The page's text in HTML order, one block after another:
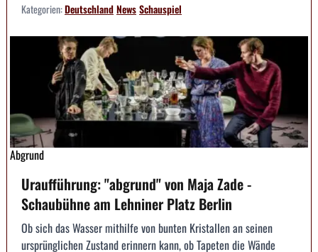
Kategorien:DeutschlandNewsSchauspiel
Abgrund
Uraufführung: "abgrund" von Maja Zade -
Schaubühne am Lehniner Platz Berlin
Ob sich das Wasser mithilfe von bunten Kristallen an seinen
ursprünglichen Zustand erinnern kann, ob Tapeten die Wände